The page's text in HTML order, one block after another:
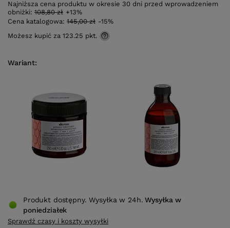
Wariant
Najniższa cena produktu w okresie 30 dni przed wprowadzeniem
obniżki: 108,80 zł +13%
Cena katalogowa: 145,00 zł -15%
Możesz kupić za 123.25 pkt.
Produkt dostępny. Wysyłka w 24h. Wysyłkaw
poniedziałek
Sprawdź czasy i koszty wysyłki